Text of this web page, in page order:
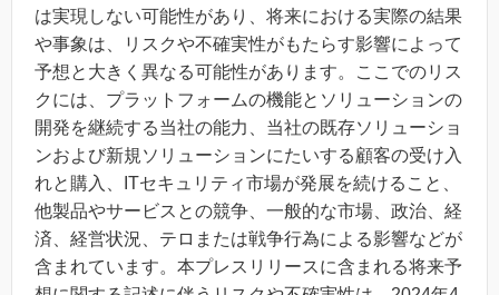
は実現しない可能性があり、将来における実際の結果
や事象は、リスクや不確実性がもたらす影響によって
予想と大きく異なる可能性があります。ここでのリス
クには、プラットフォームの機能とソリューションの
開発を継続する当社の能力、当社の既存ソリューショ
ンおよび新規ソリューションにたいする顧客の受け入
れと購入、ITセキュリティ市場が発展を続けること、
他製品やサービスとの競争、一般的な市場、政治、経
済、経営状況、テロまたは戦争行為による影響などが
含まれています。本プレスリリースに含まれる将来予